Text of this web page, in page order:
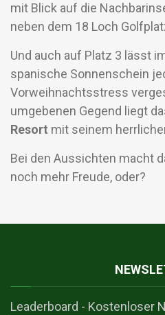
mit Blick auf die
neben dem 18 Loch
Und auch auf Platz 3 lässt
spanische Sonnenschein
Vorweihnachtsstress
umgebenen Gegend liegt
Resort mit seinem
Bei den Aussichten macht
noch mehr Freude, oder?
Leaderboard - Kostenloser